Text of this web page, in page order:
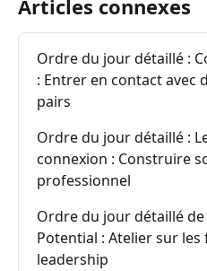
Articles connexes
Ordre du jour détaillé :
: Entrer en contact avec
pairs
Ordre du jour détaillé :
connexion : Construire
professionnel
Ordre du jour détaillé
Potential : Atelier sur
leadership